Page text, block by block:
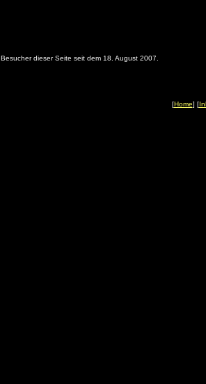
Besucher dieser Seite seit dem 18. August 2007.
[Home] [